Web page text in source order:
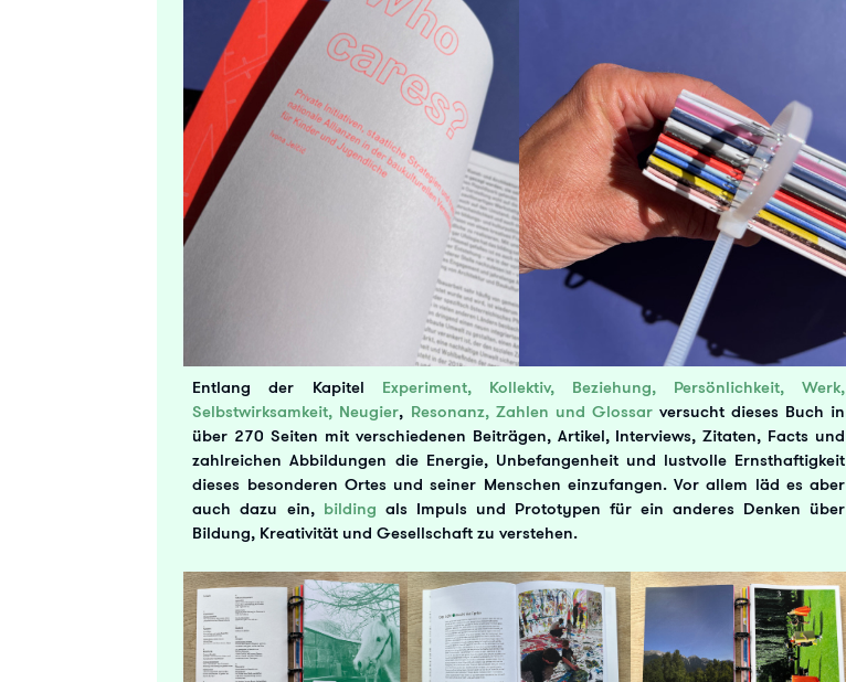
Entlang der Kapitel Experiment, Kollektiv, Beziehung, Persönlichkeit, Werk,
Selbstwirksamkeit, Neugier, Resonanz, Zahlen und Glossarversucht dieses Buch in
über 270 Seiten mit verschiedenen Beiträgen, Artikel, Interviews, Zitaten, Facts und
zahlreichen Abbildungen die Energie, Unbefangenheit und lustvolle Ernsthaftigkeit
dieses besonderen Ortes und seiner Menschen einzufangen. Vor allem läd es aber
auch dazu ein, bilding als Impuls und Prototypen für ein anderes Denken über
Bildung, Kreativität und Gesellschaft zu verstehen.